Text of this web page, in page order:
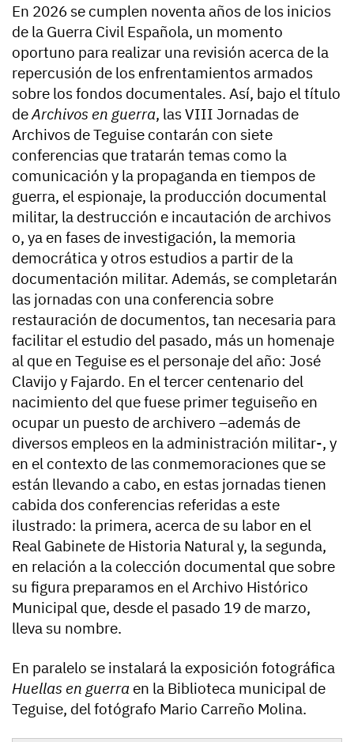
En 2026 se cumplen noventa años de los inicios
de la Guerra Civil Española, un momento
oportuno para realizar una revisión acerca de la
repercusión de los enfrentamientos armados
sobre los fondos documentales. Así, bajo el título
deArchivos en guerra, las VIII Jornadas de
Archivos de Teguise contarán con siete
conferencias que tratarán temas como la
comunicación y la propaganda en tiempos de
guerra, el espionaje, la producción documental
militar, la destrucción e incautación de archivos
o, ya en fases de investigación, la memoria
democrática y otros estudios a partir de la
documentación militar. Además, se completarán
las jornadas con una conferencia sobre
restauración de documentos, tan necesaria para
facilitar el estudio del pasado, más un homenaje
al que en Teguise es el personaje del año: José
Clavijo y Fajardo. En el tercer centenario del
nacimiento del que fuese primer teguiseño en
ocupar un puesto de archivero –además de
diversos empleos en la administración militar-, y
en el contexto de las conmemoraciones que se
están llevando a cabo, en estas jornadas tienen
cabida dos conferencias referidas a este
ilustrado: la primera, acerca de su labor en el
Real Gabinete de Historia Natural y, la segunda,
en relación a la colección documental que sobre
su figura preparamos en el Archivo Histórico
Municipal que, desde el pasado 19 de marzo,
lleva su nombre.
En paralelo se instalará la exposición fotográfica
Huellas en guerra en la Biblioteca municipal de
Teguise, del fotógrafo Mario Carreño Molina.